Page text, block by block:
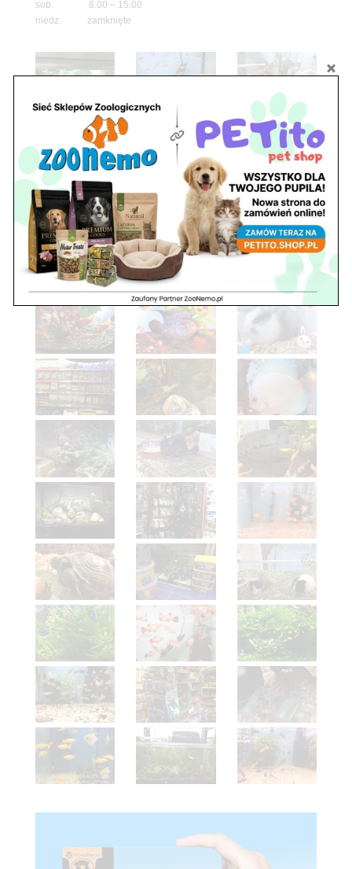
sob. 8.00 – 15.00
niedz. zamknięte